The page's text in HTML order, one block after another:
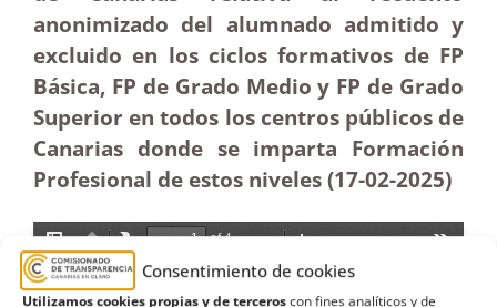
Consentimiento de cookies
Utilizamos cookies propias y de terceroscon fines analíticos y de
anonimizado del alumnado admitido y
excluido en los ciclos formativos de FP
Básica, FP de Grado Medio y FP de Grado
Superior en todos los centros públicos de
Canarias donde se imparta Formación
Profesional de estos niveles (17-02-2025)